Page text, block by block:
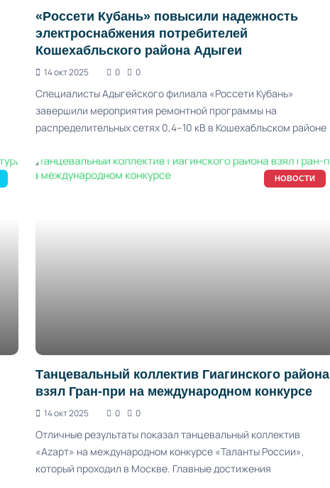
«Россети Кубань» повысили надежность
электроснабжения потребителей
Кошехабльского района Адыгеи
14 окт 2025 0 0
Специалисты Адыгейского филиала «Россети Кубань»
завершили мероприятия ремонтной программы на
распределительных сетях 0,4–10 кВ в Кошехабльском районе
НОВОСТИ
Танцевальный коллектив Гиагинского района
взял Гран-при на международном конкурсе
14 окт 2025 0 0
Отличные результаты показал танцевальный коллектив
«Аzарт» на международном конкурсе «Таланты России»,
который проходил в Москве. Главные достижения